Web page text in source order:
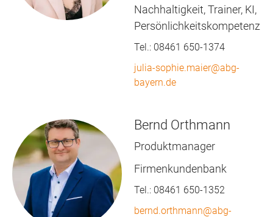
Nachhaltigkeit, Trainer, KI,
Persönlichkeitskompetenz
Tel.: 08461 650-1374
julia-sophie.maier@abg-
bayern.de
Bernd Orthmann
Produktmanager
Firmenkundenbank
Tel.: 08461 650-1352
bernd.orthmann@abg-